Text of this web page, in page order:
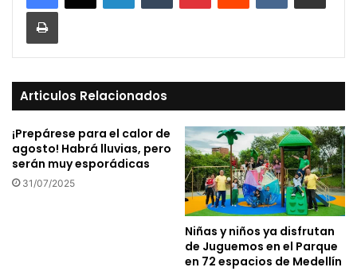
Print
Articulos Relacionados
¡Prepárese para el calor de
agosto! Habrá lluvias, pero
serán muy esporádicas
31/07/2025
Niñas y niños ya disfrutan
de Juguemos en el Parque
en 72 espacios de Medellín